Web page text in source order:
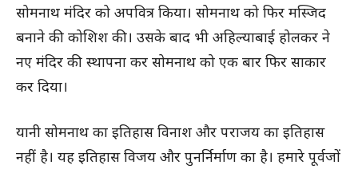
सोमनाथ मंदिर को अपवित्र किया। सोमनाथ को फिर मस्जिद
बनाने की कोशिश की। उसके बाद भी अहिल्याबाई होलकर ने
नए मंदिर की स्थापना कर सोमनाथ को एक बार फिर साकार
कर दिया।
यानी सोमनाथ का इतिहास विनाश और पराजय का इतिहास
नहीं है। यह इतिहास विजय और पुनर्निर्माण का है। हमारे पूर्वजों